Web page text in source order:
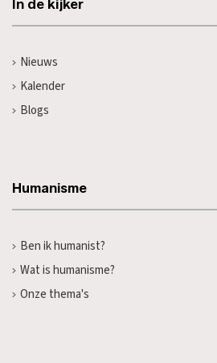
In de kijker
Nieuws
Kalender
Blogs
Humanisme
Ben ik humanist?
Wat is humanisme?
Onze thema's